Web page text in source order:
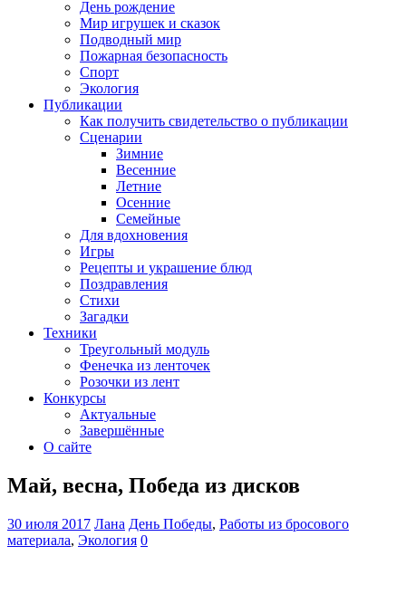
День рождение
Мир игрушек и сказок
Подводный мир
Пожарная безопасность
Спорт
Экология
Публикации
Как получить свидетельство о публикации
Сценарии
Зимние
Весенние
Летние
Осенние
Семейные
Для вдохновения
Игры
Рецепты и украшение блюд
Поздравления
Стихи
Загадки
Техники
Треугольный модуль
Фенечка из ленточек
Розочки из лент
Конкурсы
Актуальные
Завершённые
О сайте
Май, весна, Победа из дисков
30 июля 2017 Лана День Победы, Работы из бросового
материала, Экология 0